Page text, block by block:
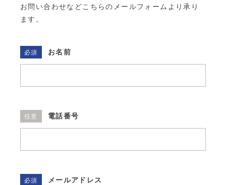
お問い合わせなどこちらのメールフォームより承り
ます。
必須 お名前
任意 電話番号
必須 メールアドレス